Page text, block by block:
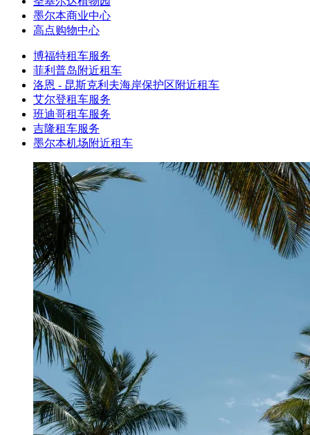
墨尔本商业中心
高点购物中心
博福特租车服务
菲利普岛附近租车
洛恩 - 昆斯克利夫海岸保护区附近租车
艾尔登租车服务
班迪哥租车服务
吉隆租车服务
墨尔本机场附近租车